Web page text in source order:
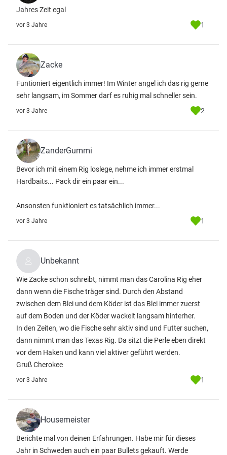
Jahres Zeit egal
vor 3 Jahre 1
Zacke
Funtioniert eigentlich immer! Im Winter angel ich das rig gerne
sehr langsam, im Sommer darf es ruhig mal schneller sein.
vor 3 Jahre 2
ZanderGummi
Bevor ich mit einem Rig loslege, nehme ich immer erstmal
Hardbaits... Pack dir ein paar ein...
Ansonsten funktioniert es tatsächlich immer...
vor 3 Jahre 1
Unbekannt
Wie Zacke schon schreibt, nimmt man das Carolina Rig eher
dann wenn die Fische träger sind. Durch den Abstand
zwischen dem Blei und dem Köder ist das Blei immer zuerst
auf dem Boden und der Köder wackelt langsam hinterher.
In den Zeiten, wo die Fische sehr aktiv sind und Futter suchen,
dann nimmt man das Texas Rig. Da sitzt die Perle eben direkt
vor dem Haken und kann viel aktiver geführt werden.
Gruß Cherokee
vor 3 Jahre 1
Housemeister
Berichte mal von deinen Erfahrungen. Habe mir für dieses
Jahr in Schweden auch ein paar Bullets gekauft. Werde